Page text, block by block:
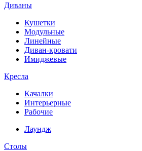
Диваны
Кушетки
Модульные
Линейные
Диван-кровати
Имиджевые
Кресла
Качалки
Интерьерные
Рабочие
Лаундж
Столы